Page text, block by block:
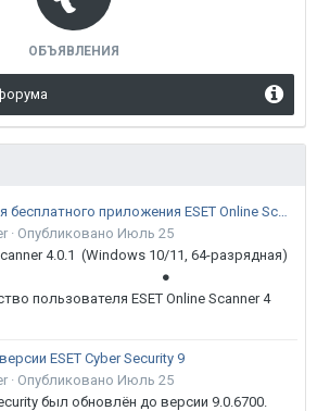
ОБЪЯВЛЕНИЯ
Новая версия бесплатного приложения ESET Online Scanner доступна пользователям
· Опубликовано Июль 25
4.0.1 (Windows 10/11, 64-разрядная)
пользователя ESET Online Scanner 4
ESET Cyber Security 9
· Опубликовано Июль 25
был обновлён до версии 9.0.6700.